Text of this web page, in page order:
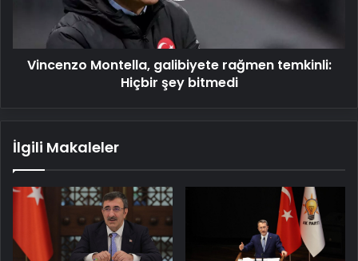
Vincenzo Montella, galibiyete rağmen temkinli:
Hiçbir şey bitmedi
İlgili Makaleler